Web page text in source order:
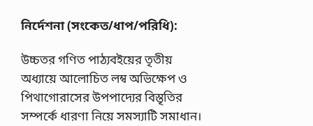
নির্দেশনা (সংকেত/ধাপ/পরিধি):
উচ্চতর গণিত পাঠ্যবইয়ের তৃতীয়
অধ্যায়ে আলােচিত লম্ব অভিক্ষেপ ও
পিথাগােরাসের উপপাদ্যের বিস্তৃতির
সম্পর্কে ধারণা নিয়ে সমস্যাটি সমাধান।